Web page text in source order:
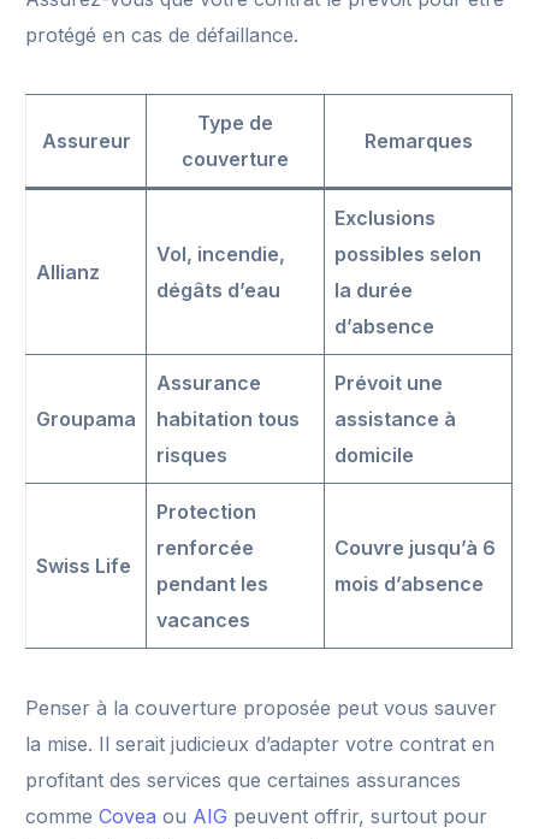
protégé en cas de défaillance.
Assureur
Type de
couverture
Remarques
Allianz
Vol, incendie,
dégâts d’eau
Exclusions
possibles selon
la durée
d’absence
Groupama
Assurance
habitation tous
risques
Prévoit une
assistance à
domicile
Swiss Life
Protection
renforcée
pendant les
vacances
Couvre jusqu’à 6
mois d’absence
Penser à la couverture proposée peut vous sauver
la mise. Il serait judicieux d’adapter votre contrat en
profitant des services que certaines assurances
commeCovea ou AIG peuvent offrir, surtout pour